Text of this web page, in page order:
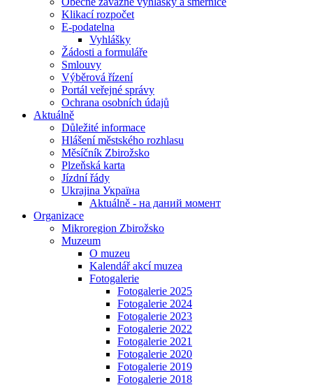
Klikací rozpočet
E-podatelna
Vyhlášky
Žádosti a formuláře
Smlouvy
Výběrová řízení
Portál veřejné správy
Ochrana osobních údajů
Aktuálně
Důležité informace
Hlášení městského rozhlasu
Měsíčník Zbirožsko
Plzeňská karta
Jízdní řády
Ukrajina Україна
Aktuálně - на даний момент
Organizace
Mikroregion Zbirožsko
Muzeum
O muzeu
Kalendář akcí muzea
Fotogalerie
Fotogalerie 2025
Fotogalerie 2024
Fotogalerie 2023
Fotogalerie 2022
Fotogalerie 2021
Fotogalerie 2020
Fotogalerie 2019
Fotogalerie 2018